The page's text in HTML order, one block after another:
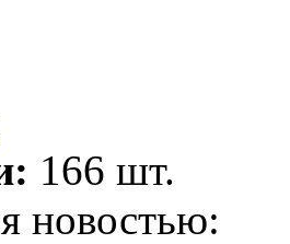
166 шт.
новостью: